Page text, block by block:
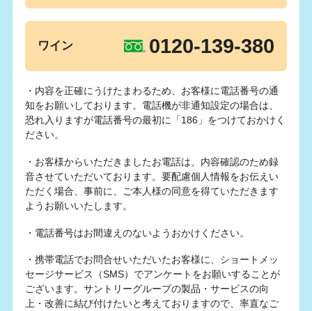
ワイン 0120-139-380
・内容を正確にうけたまわるため、お客様に電話番号の通
知をお願いしております。電話機が非通知設定の場合は、
恐れ入りますが電話番号の最初に「186」をつけておかけく
ださい。
・お客様からいただきましたお電話は、内容確認のため録
音させていただいております。要配慮個人情報をお伝えい
ただく場合、事前に、ご本人様の同意を得ていただきます
ようお願いいたします。
・電話番号はお間違えのないようおかけください。
・携帯電話でお問合せいただいたお客様に、ショートメッ
セージサービス（SMS）でアンケートをお願いすることが
ございます。サントリーグループの製品・サービスの向
上・改善に結び付けたいと考えておりますので、率直なご